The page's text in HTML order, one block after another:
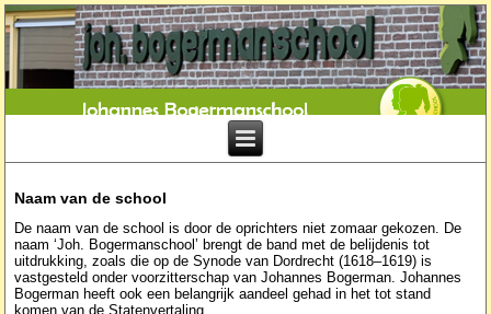
Naam van de school
De naam van de school is door de oprichters niet zomaar gekozen. De
naam ‘Joh. Bogermanschool’ brengt de band met de belijdenis tot
uitdrukking, zoals die op de Synode van Dordrecht (1618–1619) is
vastgesteld onder voorzitterschap van Johannes Bogerman. Johannes
Bogerman heeft ook een belangrijk aandeel gehad in het tot stand
komen van de Statenvertaling.